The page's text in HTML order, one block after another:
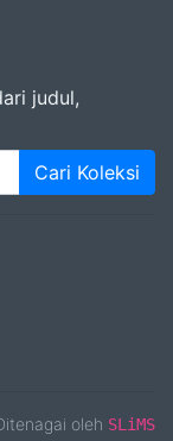
judul,
Cari Koleksi
oleh SLiMS